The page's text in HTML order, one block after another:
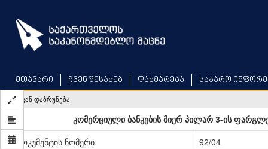
main
content
მთავარი ჩვენ შესახებ დახმარება საჯარო
უკან დაბრუნება
კომერციული ბანკების მიერ პილარ 3-ის
დოკუმენტის ნომერი
92/04